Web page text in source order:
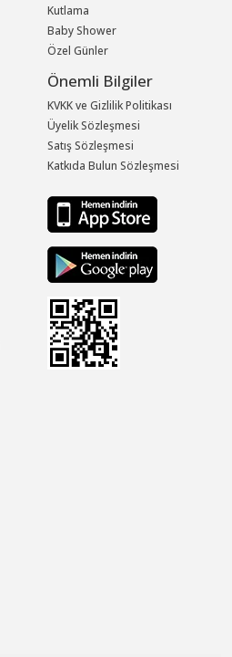
Kutlama
Baby Shower
Özel Günler
Önemli Bilgiler
KVKK ve Gizlilik Politikası
Üyelik Sözleşmesi
Satış Sözleşmesi
Katkıda Bulun Sözleşmesi